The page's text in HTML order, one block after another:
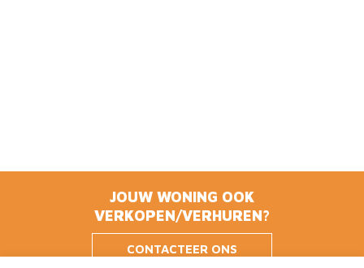
JOUW WONING OOK
VERKOPEN/VERHUREN?
CONTACTEER ONS